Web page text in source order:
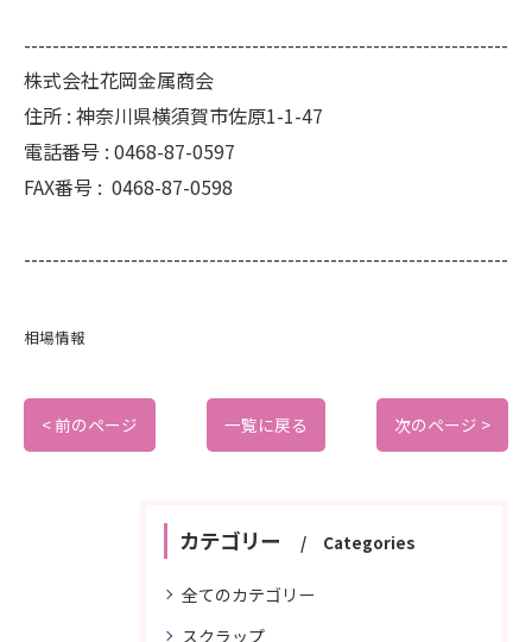
--------------------------------------------------------------------
株式会社花岡金属商会
住所 : 神奈川県横須賀市佐原1-1-47
電話番号 : 0468-87-0597
FAX番号 : 0468-87-0598
--------------------------------------------------------------------
相場情報
< 前のページ 一覧に戻る 次のページ >
カテゴリー Categories
全てのカテゴリー
スクラップ